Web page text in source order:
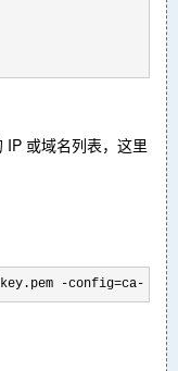
IP 或域名列表，这里
key.pem -